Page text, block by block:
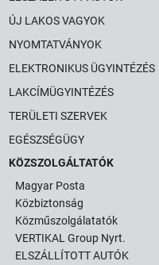
ÚJ LAKOS VAGYOK
NYOMTATVÁNYOK
ELEKTRONIKUS ÜGYINTÉZÉS
LAKCÍMÜGYINTÉZÉS
TERÜLETI SZERVEK
EGÉSZSÉGÜGY
KÖZSZOLGÁLTATÓK
Magyar Posta
Közbiztonság
Közműszolgálatatók
VERTIKAL Group Nyrt.
ELSZÁLLÍTOTT AUTÓK